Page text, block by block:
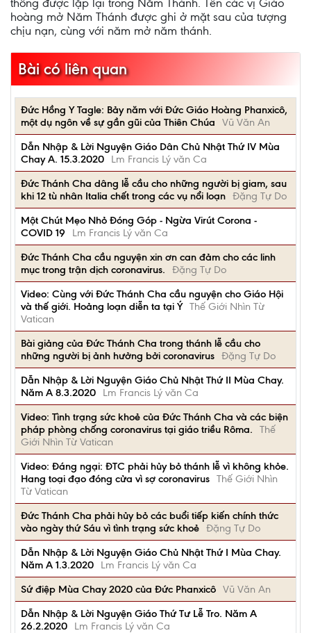
thống được lặp lại trong Năm Thánh. Tên các vị Giáo
hoàng mở Năm Thánh được ghi ở mặt sau của tượng
chịu nạn, cùng với năm mở năm thánh.
Bài có liên quan
Đức Hồng Y Tagle: Bảy năm với Đức Giáo Hoàng Phanxicô,
một dụ ngôn về sự gần gũi của Thiên Chúa
Vũ Văn An
Dẫn Nhập & Lời Nguyện Giáo Dân Chủ Nhật Thứ IV Mùa
Chay A. 15.3.2020
Lm Francis Lý văn Ca
Đức Thánh Cha dâng lễ cầu cho những người bị giam, sau
khi 12 tù nhân Italia chết trong các vụ nổi loạn Đặng Tự Do
Một Chút Mẹo Nhỏ Đóng Góp - Ngừa Virút Corona -
COVID 19
Lm Francis Lý văn Ca
Đức Thánh Cha cầu nguyện xin ơn can đảm cho các linh
mục trong trận dịch coronavirus.
Đặng Tự Do
Video: Cùng với Đức Thánh Cha cầu nguyện cho Giáo Hội
và thế giới. Hoảng loạn diễn ta tại Ý Thế Giới Nhìn Từ
Vatican
Bài giảng của Đức Thánh Cha trong thánh lễ cầu cho
những người bị ảnh hưởng bởi coronavirus Đặng Tự Do
Dẫn Nhập & Lời Nguyện Giáo Chủ Nhật Thứ II Mùa Chay.
Năm A 8.3.2020
Lm Francis Lý văn Ca
Video: Tình trạng sức khoẻ của Đức Thánh Cha và các biện
pháp phòng chống coronavirus tại giáo triều Rôma.
Thế
Giới Nhìn Từ Vatican
Video: Đáng ngại: ĐTC phải hủy bỏ thánh lễ vì không khỏe.
Hang toại đạo đóng cửa vì sợ coronavirus Thế Giới Nhìn
Từ Vatican
Đức Thánh Cha phải hủy bỏ các buổi tiếp kiến chính thức
vào ngày thứ Sáu vì tình trạng sức khoẻ Đặng Tự Do
Dẫn Nhập & Lời Nguyện Giáo Chủ Nhật Thứ I Mùa Chay.
Năm A 1.3.2020
Lm Francis Lý văn Ca
Sứ điệp Mùa Chay 2020 của Đức Phanxicô Vũ Văn An
Dẫn Nhập & Lời Nguyện Giáo Thứ Tư Lễ Tro. Năm A
26.2.2020
Lm Francis Lý văn Ca